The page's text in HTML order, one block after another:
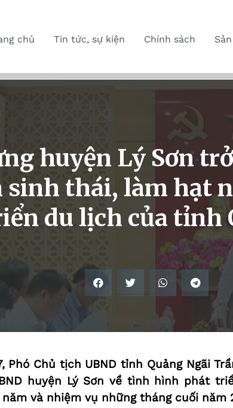
chủ Tin tức, sự kiện Chính sách
huyện Lý Sơn
sinh thái, làm hạt
du lịch của tỉnh
Phó Chủ tịch UBND tỉnh Quảng Ngãi
huyện Lý Sơn về tình hình phát
và nhiệm vụ những tháng cuối năm